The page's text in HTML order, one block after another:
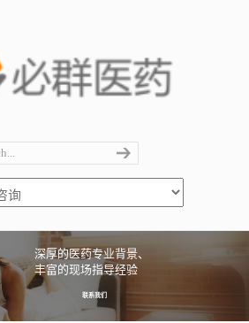
深厚的医药专业背景、
丰富的现场指导经验
联系我们